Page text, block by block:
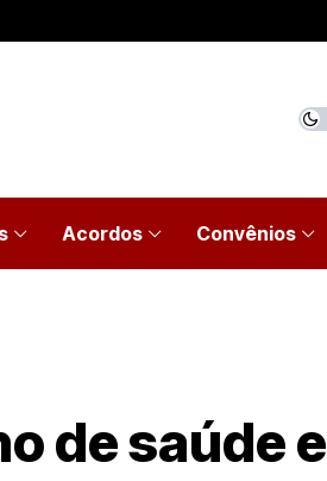
Acordos Convênios
de saúde e